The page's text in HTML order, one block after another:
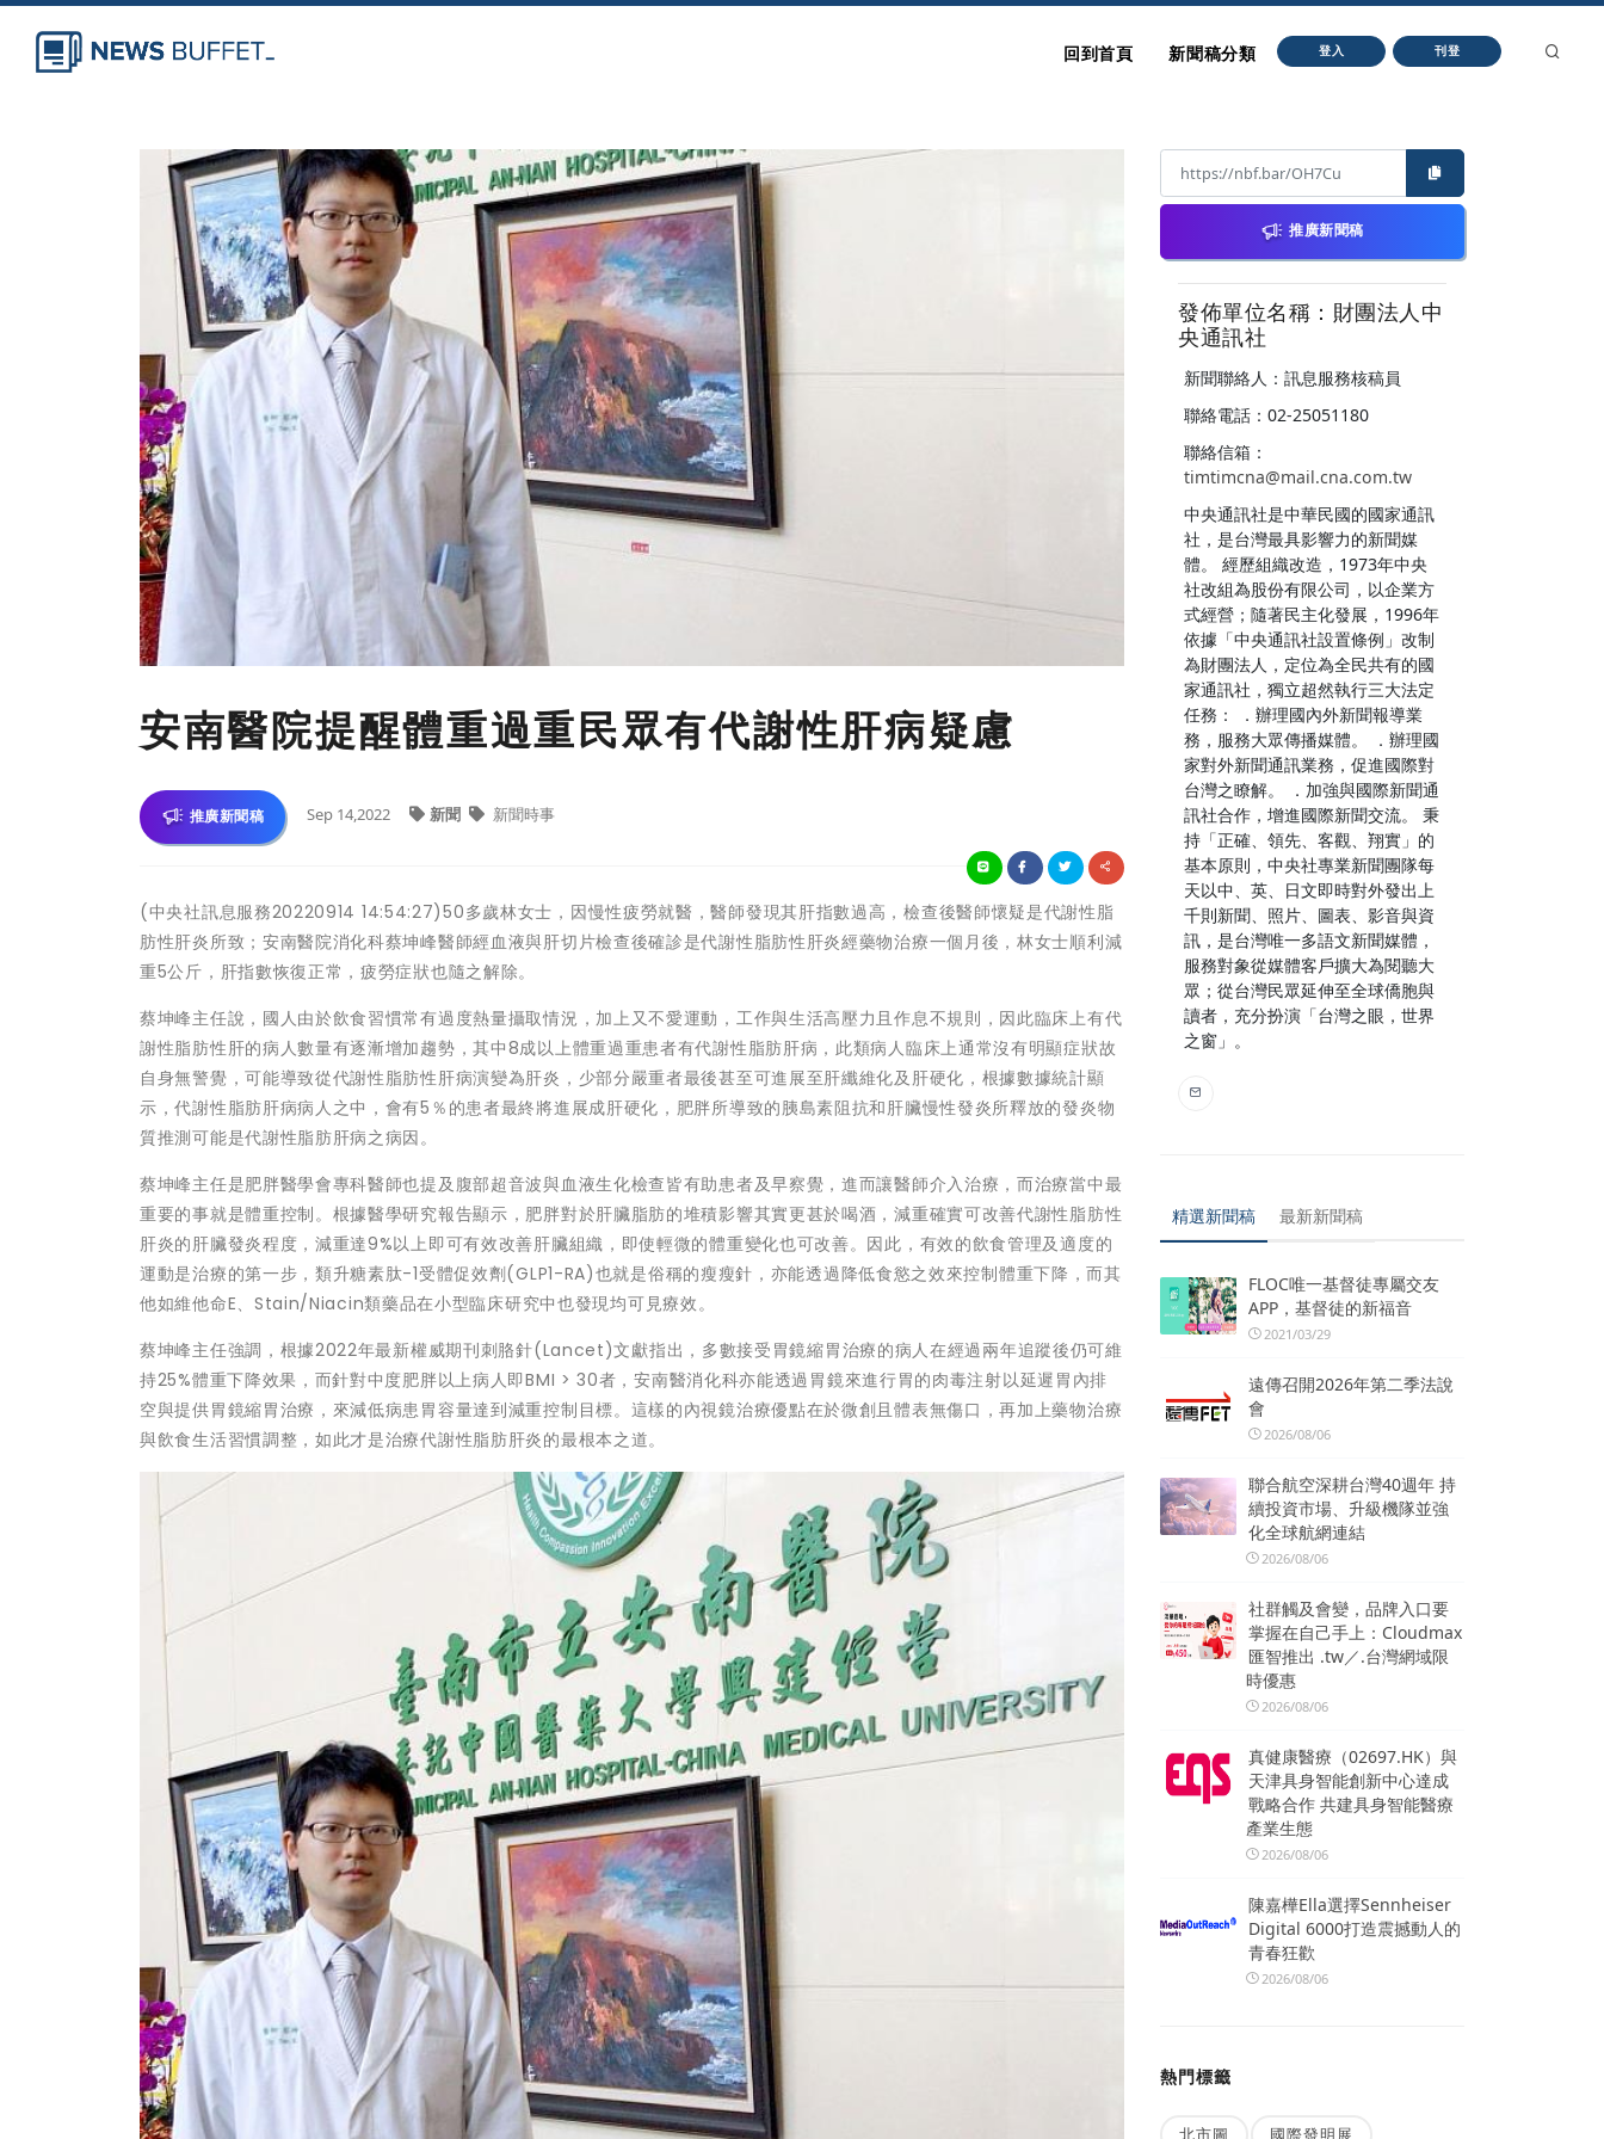
回到首頁 新聞稿分類 登入 刊登
安南醫院提醒體重過重民眾有代謝性肝病疑慮
推廣新聞稿 Sep 14,2022 新聞 新聞時事
(中央社訊息服務20220914 14:54:27)50多歲林女士，因慢性疲勞就醫，醫師發現其肝指數過高，檢查後醫師懷疑是代謝性脂
肪性肝炎所致；安南醫院消化科蔡坤峰醫師經血液與肝切片檢查後確診是代謝性脂肪性肝炎經藥物治療一個月後，林女士順利減
重5公斤，肝指數恢復正常，疲勞症狀也隨之解除。
蔡坤峰主任說，國人由於飲食習慣常有過度熱量攝取情況，加上又不愛運動，工作與生活高壓力且作息不規則，因此臨床上有代
謝性脂肪性肝的病人數量有逐漸增加趨勢，其中8成以上體重過重患者有代謝性脂肪肝病，此類病人臨床上通常沒有明顯症狀故
自身無警覺，可能導致從代謝性脂肪性肝病演變為肝炎，少部分嚴重者最後甚至可進展至肝纖維化及肝硬化，根據數據統計顯
示，代謝性脂肪肝病病人之中，會有5％的患者最終將進展成肝硬化，肥胖所導致的胰島素阻抗和肝臟慢性發炎所釋放的發炎物
質推測可能是代謝性脂肪肝病之病因。
蔡坤峰主任是肥胖醫學會專科醫師也提及腹部超音波與血液生化檢查皆有助患者及早察覺，進而讓醫師介入治療，而治療當中最
重要的事就是體重控制。根據醫學研究報告顯示，肥胖對於肝臟脂肪的堆積影響其實更甚於喝酒，減重確實可改善代謝性脂肪性
肝炎的肝臟發炎程度，減重達9%以上即可有效改善肝臟組織，即使輕微的體重變化也可改善。因此，有效的飲食管理及適度的
運動是治療的第一步，類升糖素肽-1受體促效劑(GLP1-RA)也就是俗稱的瘦瘦針，亦能透過降低食慾之效來控制體重下降，而其
他如維他命E、Stain/Niacin類藥品在小型臨床研究中也發現均可見療效。
蔡坤峰主任強調，根據2022年最新權威期刊刺胳針(Lancet)文獻指出，多數接受胃鏡縮胃治療的病人在經過兩年追蹤後仍可維
持25%體重下降效果，而針對中度肥胖以上病人即BMI > 30者，安南醫消化科亦能透過胃鏡來進行胃的肉毒注射以延遲胃內排
空與提供胃鏡縮胃治療，來減低病患胃容量達到減重控制目標。這樣的內視鏡治療優點在於微創且體表無傷口，再加上藥物治療
與飲食生活習慣調整，如此才是治療代謝性脂肪肝炎的最根本之道。
推廣新聞稿
發佈單位名稱：財團法人中
央通訊社
新聞聯絡人：訊息服務核稿員
聯絡電話：02-25051180
聯絡信箱：
timtimcna@mail.cna.com.tw
中央通訊社是中華民國的國家通訊
社，是台灣最具影響力的新聞媒
體。 經歷組織改造，1973年中央
社改組為股份有限公司，以企業方
式經營；隨著民主化發展，1996年
依據「中央通訊社設置條例」改制
為財團法人，定位為全民共有的國
家通訊社，獨立超然執行三大法定
任務： ．辦理國內外新聞報導業
務，服務大眾傳播媒體。 ．辦理國
家對外新聞通訊業務，促進國際對
台灣之瞭解。 ．加強與國際新聞通
訊社合作，增進國際新聞交流。 秉
持「正確、領先、客觀、翔實」的
基本原則，中央社專業新聞團隊每
天以中、英、日文即時對外發出上
千則新聞、照片、圖表、影音與資
訊，是台灣唯一多語文新聞媒體，
服務對象從媒體客戶擴大為閱聽大
眾；從台灣民眾延伸至全球僑胞與
讀者，充分扮演「台灣之眼，世界
之窗」。
精選新聞稿 最新新聞稿
FLOC唯一基督徒專屬交友
APP，基督徒的新福音
2021/03/29
遠傳召開2026年第二季法說
會
2026/08/06
聯合航空深耕台灣40週年 持
續投資市場、升級機隊並強
化全球航網連結
2026/08/06
社群觸及會變，品牌入口要
掌握在自己手上：Cloudmax
匯智推出 .tw／.台灣網域限
時優惠
2026/08/06
真健康醫療（02697.HK）與
天津具身智能創新中心達成
戰略合作 共建具身智能醫療
產業生態
2026/08/06
陳嘉樺Ella選擇Sennheiser
Digital 6000打造震撼動人的
青春狂歡
2026/08/06
熱門標籤
北市圖 國際發明展